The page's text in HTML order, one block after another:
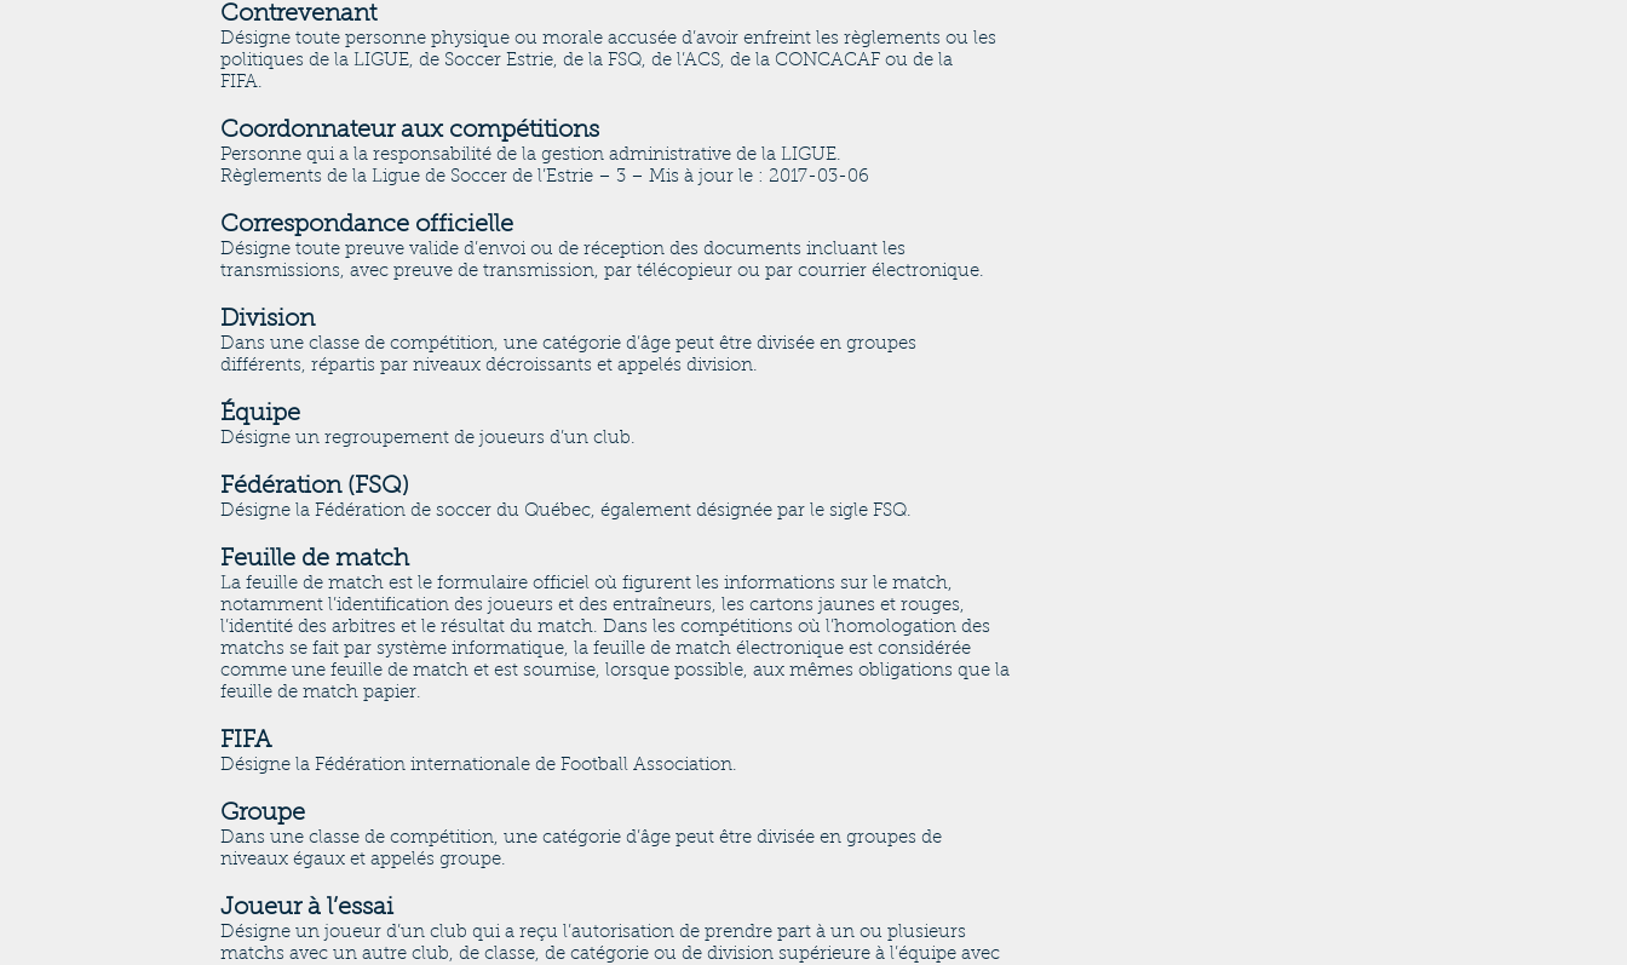
Contrevenant
Désigne toute personne physique ou morale accusée d’avoir enfreint les règlements ou les
politiques de la LIGUE, de Soccer Estrie, de la FSQ, de l’ACS, de la CONCACAF ou de la
FIFA.
Coordonnateur aux compétitions
Personne qui a la responsabilité de la gestion administrative de la LIGUE.
Règlements de la Ligue de Soccer de l’Estrie – 3 – Mis à jour le : 2017-03-06
Correspondance officielle
Désigne toute preuve valide d’envoi ou de réception des documents incluant les
transmissions, avec preuve de transmission, par télécopieur ou par courrier électronique.
Division
Dans une classe de compétition, une catégorie d’âge peut être divisée en groupes
différents, répartis par niveaux décroissants et appelés division.
Équipe
Désigne un regroupement de joueurs d’un club.
Fédération (FSQ)
Désigne la Fédération de soccer du Québec, également désignée par le sigle FSQ.
Feuille de match
La feuille de match est le formulaire officiel où figurent les informations sur le match,
notamment l’identification des joueurs et des entraîneurs, les cartons jaunes et rouges,
l’identité des arbitres et le résultat du match. Dans les compétitions où l’homologation des
matchs se fait par système informatique, la feuille de match électronique est considérée
comme une feuille de match et est soumise, lorsque possible, aux mêmes obligations que la
feuille de match papier.
FIFA
Désigne la Fédération internationale de Football Association.
Groupe
Dans une classe de compétition, une catégorie d’âge peut être divisée en groupes de
niveaux égaux et appelés groupe.
Joueur à l’essai
Désigne un joueur d’un club qui a reçu l’autorisation de prendre part à un ou plusieurs
matchs avec un autre club, de classe, de catégorie ou de division supérieure à l’équipe avec